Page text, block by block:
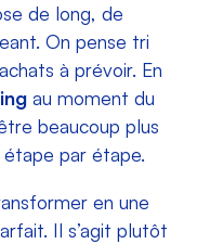
de long, de
On pense tri
à prévoir. En
au moment du
beaucoup plus
étape par étape.
en une
Il s’agit plutôt